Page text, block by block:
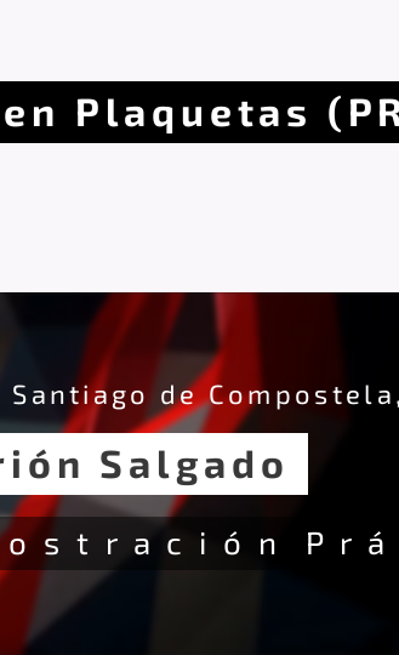
Plaquetas
Santiago de Compostela,
Salgado
s t r a c i ó n P r á